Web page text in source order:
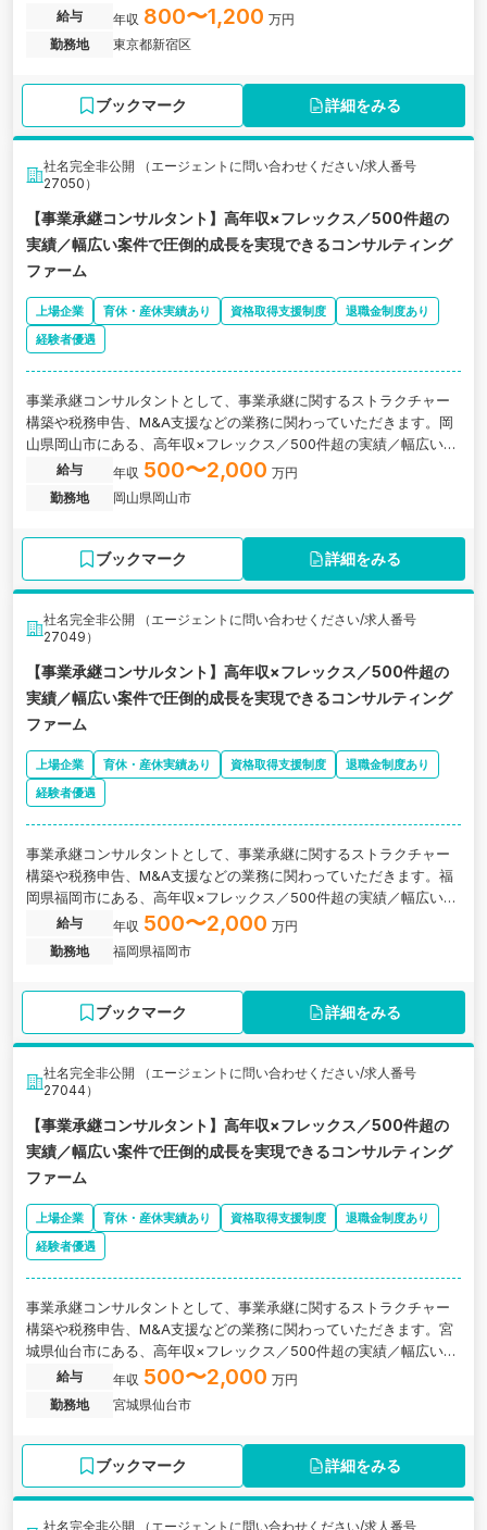
体制作り」までをお客様と伴走していただきます。（例：IPO支援、
IFRS導入、はじめての連結決算など）
給与 年収 800〜1,200 万円
勤務地
東京都新宿区
ブックマーク 詳細をみる
社名完全非公開 （エージェントに問い合わせください/求人番号
27050）
【事業承継コンサルタント】高年収×フレックス／500件超の
実績／幅広い案件で圧倒的成長を実現できるコンサルティング
ファーム
上場企業 育休・産休実績あり 資格取得支援制度
退職金制度あり
経験者優遇
事業承継コンサルタントとして、事業承継に関するストラクチャー
構築や税務申告、M&A支援などの業務に関わっていただきます。岡
山県岡山市にある、高年収×フレックス／500件超の実績／幅広い案
件で圧倒的成長を実現できるコンサルティング会社の求人です。
給与 年収 500〜2,000 万円
勤務地
岡山県岡山市
ブックマーク 詳細をみる
社名完全非公開 （エージェントに問い合わせください/求人番号
27049）
【事業承継コンサルタント】高年収×フレックス／500件超の
実績／幅広い案件で圧倒的成長を実現できるコンサルティング
ファーム
上場企業 育休・産休実績あり 資格取得支援制度
退職金制度あり
経験者優遇
事業承継コンサルタントとして、事業承継に関するストラクチャー
構築や税務申告、M&A支援などの業務に関わっていただきます。福
岡県福岡市にある、高年収×フレックス／500件超の実績／幅広い案
件で圧倒的成長を実現できるコンサルティング会社の求人です。
給与 年収 500〜2,000 万円
勤務地
福岡県福岡市
ブックマーク 詳細をみる
社名完全非公開 （エージェントに問い合わせください/求人番号
27044）
【事業承継コンサルタント】高年収×フレックス／500件超の
実績／幅広い案件で圧倒的成長を実現できるコンサルティング
ファーム
上場企業 育休・産休実績あり 資格取得支援制度
退職金制度あり
経験者優遇
事業承継コンサルタントとして、事業承継に関するストラクチャー
構築や税務申告、M&A支援などの業務に関わっていただきます。宮
城県仙台市にある、高年収×フレックス／500件超の実績／幅広い案
件で圧倒的成長を実現できるコンサルティング会社の求人です。
給与 年収 500〜2,000 万円
勤務地
宮城県仙台市
ブックマーク 詳細をみる
社名完全非公開 （エージェントに問い合わせください/求人番号